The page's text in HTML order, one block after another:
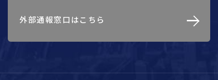
外部通報窓口はこちら